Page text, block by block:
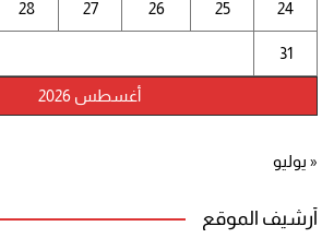
أغسطس 2026
24
25
26
27
28
31
« يوليو
أرشيف الموقع